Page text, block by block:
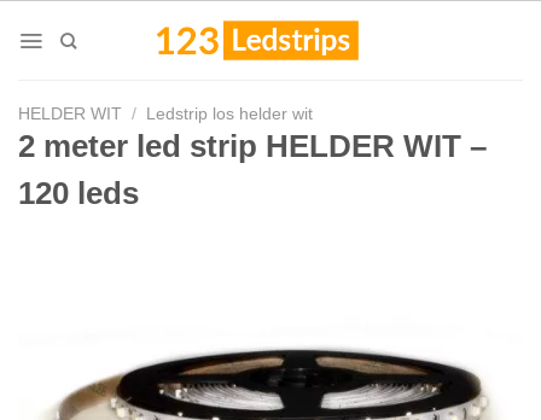
HELDER WIT / Ledstrip los helder wit
2 meter led strip HELDER WIT –
120 leds